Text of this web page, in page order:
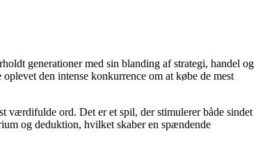
generationer med sin blanding af strategi, handel og
den intense konkurrence om at købe de mest
værdifulde ord. Det er et spil, der stimulerer både sindet
og deduktion, hvilket skaber en spændende